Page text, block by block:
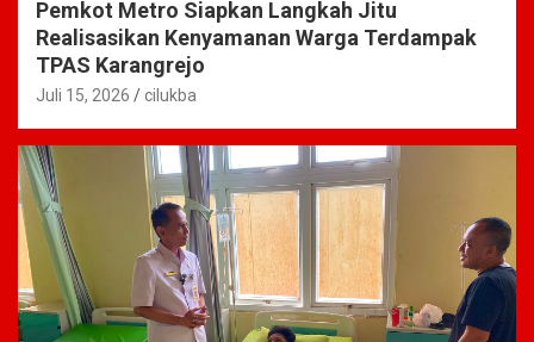
Pemkot Metro Siapkan Langkah Jitu
Realisasikan Kenyamanan Warga Terdampak
TPAS Karangrejo
Juli 15, 2026 cilukba